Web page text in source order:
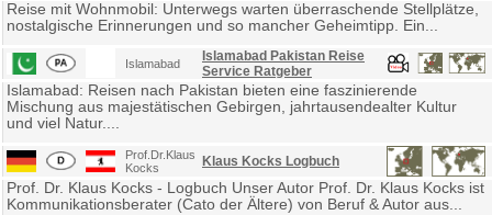
Reise mit Wohnmobil: Unterwegs warten überraschende Stellplätze,
nostalgische Erinnerungen und so mancher Geheimtipp. Ein...
Islamabad
Islamabad Pakistan Reise
Service Ratgeber
Islamabad: Reisen nach Pakistan bieten eine faszinierende
Mischung aus majestätischen Gebirgen, jahrtausendealter Kultur
und viel Natur....
Prof.Dr.Klaus
Kocks
Klaus Kocks Logbuch
Prof. Dr. Klaus Kocks - Logbuch Unser Autor Prof. Dr. Klaus Kocks ist
Kommunikationsberater (Cato der Ältere) von Beruf & Autor aus...